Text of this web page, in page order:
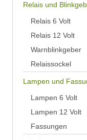
Relais und
Relais 6 Volt
Relais 12 Volt
Warnblinkgeber
Relaissockel
Lampen und
Lampen 6 Volt
Lampen 12 Volt
Fassungen